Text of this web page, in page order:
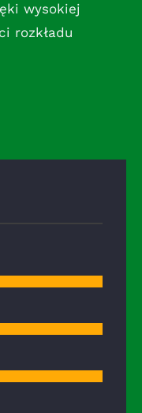
wysokiej
rozkładu